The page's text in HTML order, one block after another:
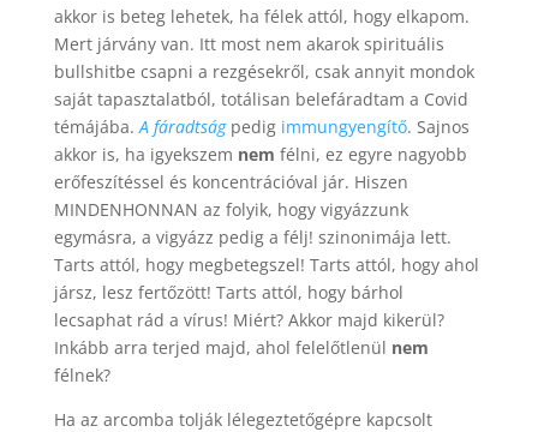
akkor is beteg lehetek, ha félek attól, hogy elkapom.
Mert járvány van. Itt most nem akarok spirituális
bullshitbe csapni a rezgésekről, csak annyit mondok
saját tapasztalatból, totálisan belefáradtam a Covid
témájába. A fáradtságpedig immungyengítő. Sajnos
akkor is, ha igyekszem nem félni, ez egyre nagyobb
erőfeszítéssel és koncentrációval jár. Hiszen
MINDENHONNAN az folyik, hogy vigyázzunk
egymásra, a vigyázz pedig a félj! szinonimája lett.
Tarts attól, hogy megbetegszel! Tarts attól, hogy ahol
jársz, lesz fertőzött! Tarts attól, hogy bárhol
lecsaphat rád a vírus! Miért? Akkor majd kikerül?
Inkább arra terjed majd, ahol felelőtlenül nem
félnek?
Ha az arcomba tolják lélegeztetőgépre kapcsolt